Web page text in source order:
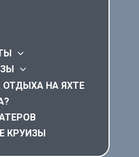
НА ЯХТЕ
КРУИЗЫ